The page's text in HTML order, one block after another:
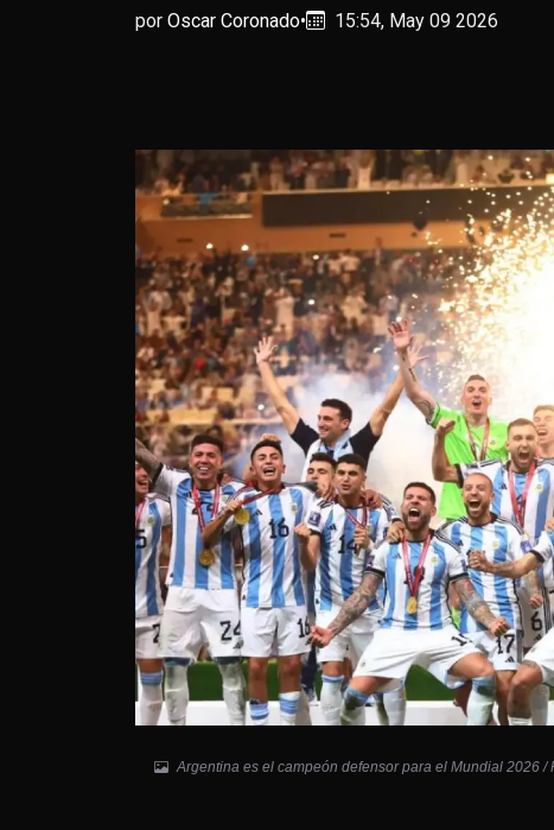
por Oscar Coronado• 15:54, May 09 2026
Argentina es el campeón defensor para el Mundial 2026 /